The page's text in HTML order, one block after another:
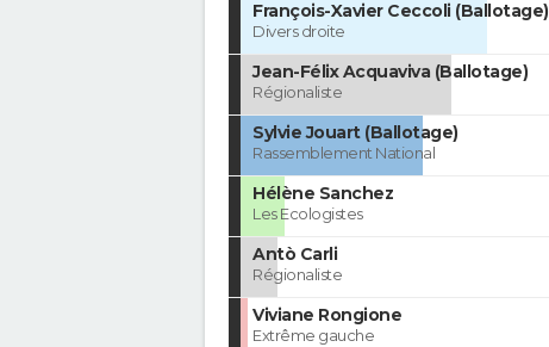
François-Xavier Ceccoli (Ballotage)
Divers droite
Jean-Félix Acquaviva (Ballotage)
Régionaliste
Sylvie Jouart (Ballotage)
Rassemblement National
Hélène Sanchez
Les Ecologistes
Antò Carli
Régionaliste
Viviane Rongione
Extrême gauche